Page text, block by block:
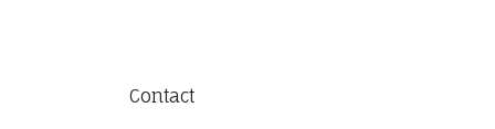
Contact